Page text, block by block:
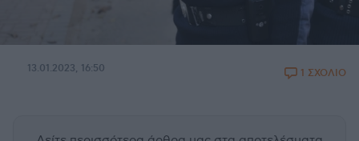
13.01.2023, 16:50 1 ΣΧΟΛΙΟ